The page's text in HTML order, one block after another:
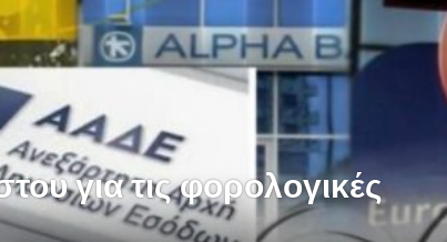
για τις φορολογικές